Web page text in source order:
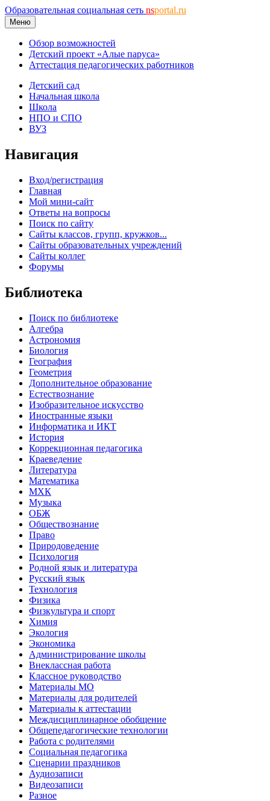
Образовательная социальная сеть nsportal.ru
Меню
Обзор возможностей
Детский проект «Алые паруса»
Аттестация педагогических работников
Детский сад
Начальная школа
Школа
НПО и СПО
ВУЗ
Навигация
Вход/регистрация
Главная
Мой мини-сайт
Ответы на вопросы
Поиск по сайту
Сайты классов, групп, кружков...
Сайты образовательных учреждений
Сайты коллег
Форумы
Библиотека
Поиск по библиотеке
Алгебра
Астрономия
Биология
География
Геометрия
Дополнительное образование
Естествознание
Изобразительное искусство
Иностранные языки
Информатика и ИКТ
История
Коррекционная педагогика
Краеведение
Литература
Математика
МХК
Музыка
ОБЖ
Обществознание
Право
Природоведение
Психология
Родной язык и литература
Русский язык
Технология
Физика
Физкультура и спорт
Химия
Экология
Экономика
Администрирование школы
Внеклассная работа
Классное руководство
Материалы МО
Материалы для родителей
Материалы к аттестации
Междисциплинарное обобщение
Общепедагогические технологии
Работа с родителями
Социальная педагогика
Сценарии праздников
Аудиозаписи
Видеозаписи
Разное